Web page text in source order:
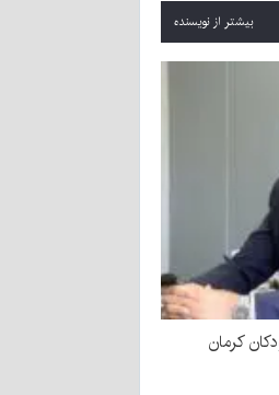
بیشتر از نویسنده
کرمان